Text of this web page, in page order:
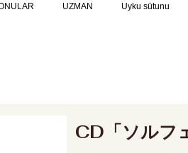
UZMAN Uyku sütunu
CD「ソルフ